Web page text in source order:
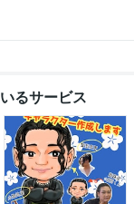
るサービス